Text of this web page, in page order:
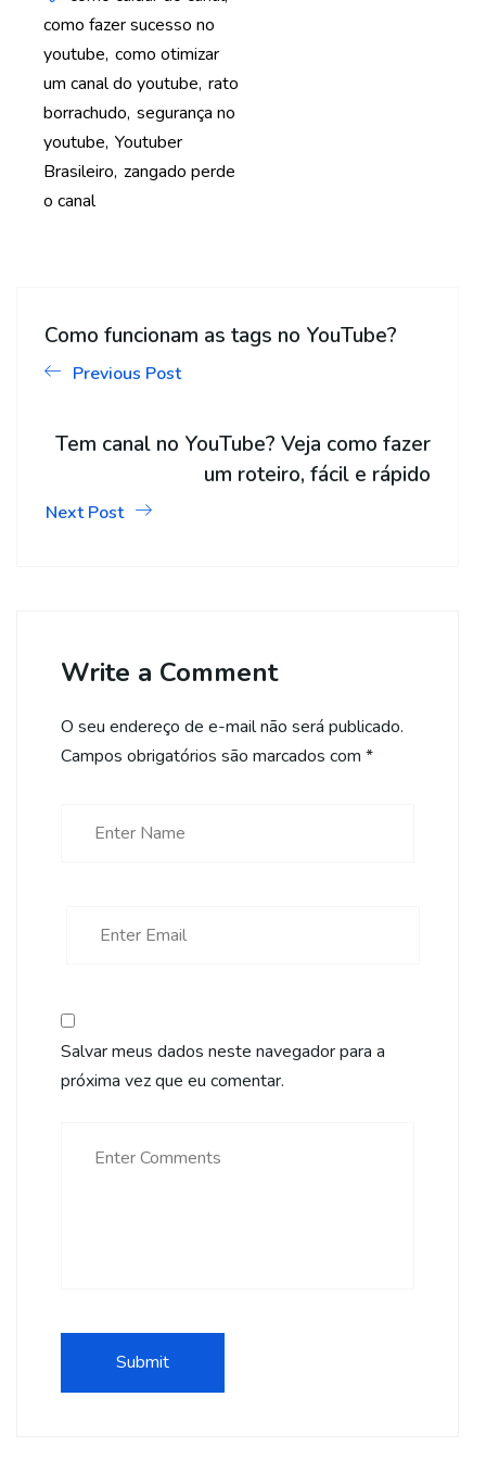
como fazer sucesso no
youtube como otimizar
um canal do youtube rato
borrachudo segurança no
youtube Youtuber
Brasileiro zangado perde
o canal
Como funcionam as tags no YouTube?
Previous Post
Tem canal no YouTube? Veja como fazer
um roteiro, fácil e rápido
Next Post
Write a Comment
O seu endereço de e-mail não será publicado.
Campos obrigatórios são marcados com *
Salvar meus dados neste navegador para a
próxima vez que eu comentar.